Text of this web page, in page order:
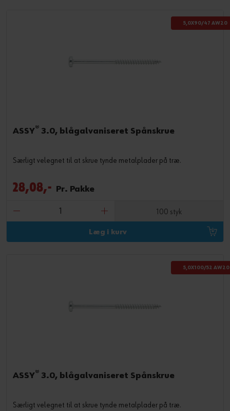
5,0X90/47 AW20
ASSY® 3.0, blågalvaniseret Spånskrue
Særligt velegnet til at skrue tynde metalplader på træ.
28,08,- Pr. Pakke
100 styk
Læg i kurv
5,0X100/52 AW20
ASSY® 3.0, blågalvaniseret Spånskrue
Særligt velegnet til at skrue tynde metalplader på træ.